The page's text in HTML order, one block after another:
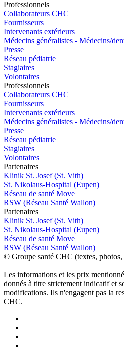
Professionnels
Collaborateurs CHC
Fournisseurs
Intervenants extérieurs
Médecins généralistes - Médecins/
Presse
Réseau pédiatrie
Stagiaires
Volontaires
Professionnels
Collaborateurs CHC
Fournisseurs
Intervenants extérieurs
Médecins généralistes - Médecins/
Presse
Réseau pédiatrie
Stagiaires
Volontaires
Partenaires
Klinik St. Josef (St. Vith)
St. Nikolaus-Hospital (Eupen)
Réseau de santé Move
RSW (Réseau Santé Wallon)
Partenaires
Klinik St. Josef (St. Vith)
St. Nikolaus-Hospital (Eupen)
Réseau de santé Move
RSW (Réseau Santé Wallon)
© Groupe santé CHC (textes, photos,
Les informations et les prix
donnés à titre strictement indicatif et
modifications. Ils n'engagent pas la
CHC.